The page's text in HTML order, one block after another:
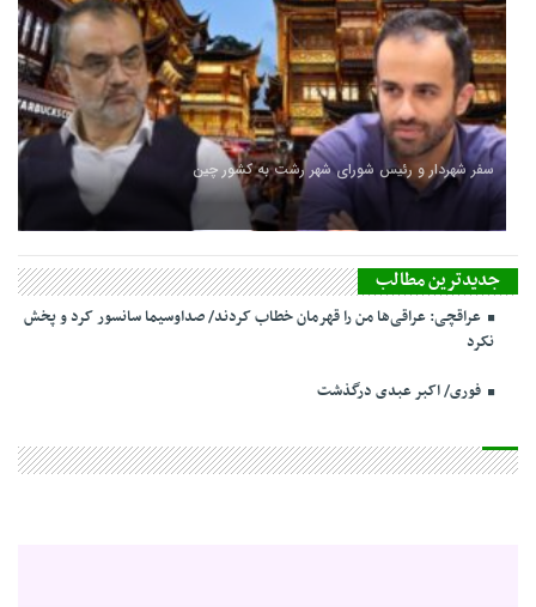
سفر شهردار و رئیس شورای شهر رشت به کشور چین
جدیدترین مطالب
عراقچی: عراقی‌ها من را قهرمان خطاب کردند/ صداوسیما سانسور کرد و پخش
نکرد
فوری/ اکبر عبدی درگذشت